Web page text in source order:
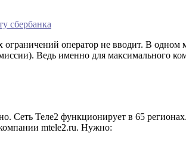
сбербанка
оператор не вводит. В
Ведь именно для максимального
Сеть Теле2 функционирует в 65
mtele2.ru. Нужно: